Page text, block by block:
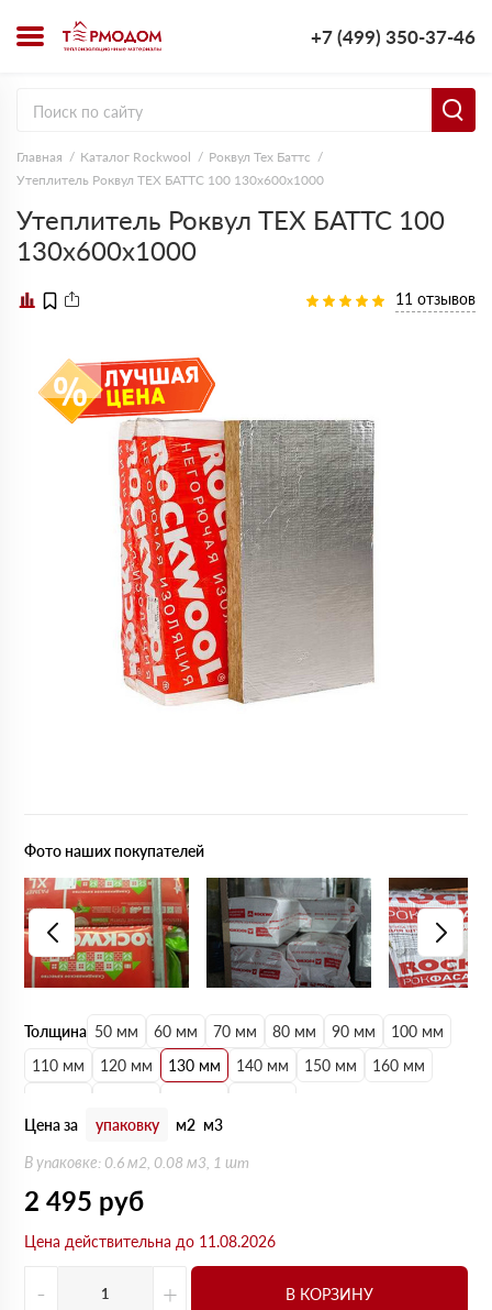
+7 (499) 350-37-46
Главная Каталог Rockwool
Роквул Тех Баттс
Утеплитель Роквул ТЕХ БАТТС 100 130х600х1000
Утеплитель Роквул ТЕХ БАТТС 100
130х600х1000
11 отзывов
Толщина 50 мм 60 мм 70 мм 80 мм 90 мм
100 мм
110 мм
120 мм 130 мм 140 мм 150 мм
160 мм
Цена за
упаковку м2 м3
В упаковке: 0.6 м2, 0.08 м3, 1 шт
2 495 руб
Цена действительна до 11.08.2026
- + В КОРЗИНУ
Фото наших покупателей